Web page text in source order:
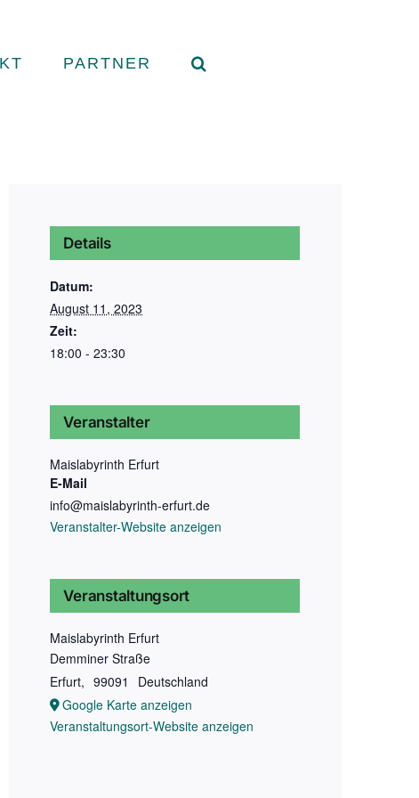
PARTNER
Details
Datum:
August 11, 2023
Zeit:
18:00 - 23:30
Veranstalter
Maislabyrinth Erfurt
E-Mail
info@maislabyrinth-erfurt.de
Veranstalter-Website anzeigen
Veranstaltungsort
Maislabyrinth Erfurt
Demminer Straße
Erfurt, 99091
Deutschland
Google Karte anzeigen
Veranstaltungsort-Website anzeigen